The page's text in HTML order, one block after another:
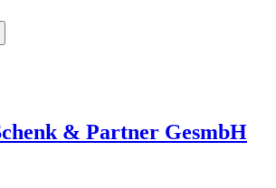
& Partner GesmbH